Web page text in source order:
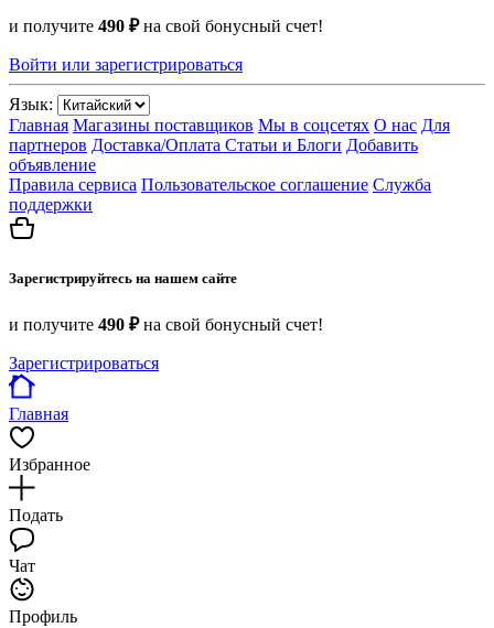
и получите 490 ₽на свой бонусный счет!
Войти или зарегистрироваться
Язык:
Главная Магазины поставщиков Мы в соцсетях О нас Для
партнеров Доставка/Оплата Статьи и Блоги Добавить
объявление
Правила сервиса Пользовательское соглашение Служба
поддержки
Зарегистрируйтесь на нашем сайте
и получите 490 ₽на свой бонусный счет!
Зарегистрироваться
Главная
Избранное
Подать
Чат
Профиль